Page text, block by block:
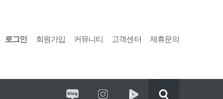
로그인 회원가입 커뮤니티 고객센터 제휴문의
편백포레스트 임시휴업 안내